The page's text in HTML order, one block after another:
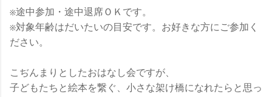
※途中参加・途中退席ＯＫです。
※対象年齢はだいたいの目安です。お好きな方にご参加く
ださい。
こぢんまりとしたおはなし会ですが、
子どもたちと絵本を繋ぐ、小さな架け橋になれたらと思っ